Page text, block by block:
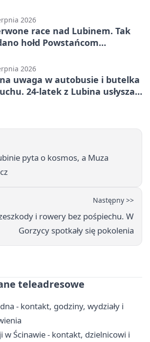
2026
race nad Lubinem. Tak
hołd Powstańcom
2026
uwaga w autobusie i butelka
24-latek z Lubina usłyszał
pyta o kosmos, a Muza
Następny >>
i rowery bez pośpiechu. W
Gorzycy spotkały się pokolenia
teleadresowe
- kontakt, godziny, wydziały i
w Ścinawie - kontakt, dzielnicowi i